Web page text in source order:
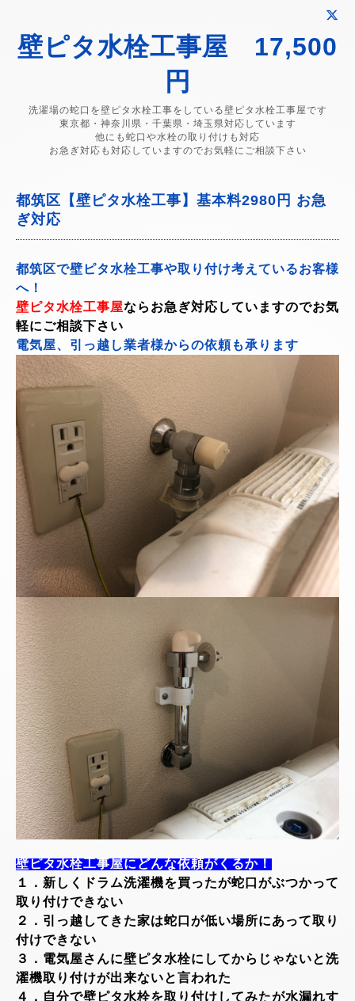
壁ピタ水栓工事屋 17,500
円
洗濯場の蛇口を壁ピタ水栓工事をしている壁ピタ水栓工事屋です
東京都・神奈川県・千葉県・埼玉県対応しています
他にも蛇口や水栓の取り付けも対応
お急ぎ対応も対応していますのでお気軽にご相談下さい
都筑区【壁ピタ水栓工事】基本料2980円 お急
ぎ対応
都筑区で壁ピタ水栓工事や取り付け考えているお客様
へ！
壁ピタ水栓工事屋ならお急ぎ対応していますのでお気
軽にご相談下さい
電気屋、引っ越し業者様からの依頼も承ります
壁ピタ水栓工事屋にどんな依頼がくるか！
１．新しくドラム洗濯機を買ったが蛇口がぶつかって
取り付けできない
２．引っ越してきた家は蛇口が低い場所にあって取り
付けできない
３．電気屋さんに壁ピタ水栓にしてからじゃないと洗
濯機取り付けが出来ないと言われた
４．自分で壁ピタ水栓を取り付けしてみたが水漏れす